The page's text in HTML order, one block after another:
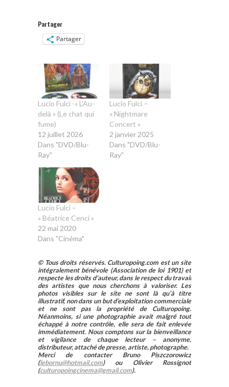
Partager
Partager
Lucio Fulci -« L’Au-
delà » (Le chat qui
fume)
12 juillet 2026
Dans "DVD/Blu-
Ray"
Lucio Fulci –
« Nightmare
Concert »
2 janvier 2025
Dans "DVD/Blu-
Ray"
Lucio Fulci –
« Béatrice Cenci »
22 mai 2020
Dans "Cinéma"
© Tous droits réservés. Culturopoing.com est un site
intégralement bénévole (Association de loi 1901) et
respecte les droits d’auteur, dans le respect du travail
des artistes que nous cherchons à valoriser. Les
photos visibles sur le site ne sont là qu’à titre
illustratif, non dans un but d’exploitation commerciale
et ne sont pas la propriété de Culturopoing.
Néanmoins, si une photographie avait malgré tout
échappé à notre contrôle, elle sera de fait enlevée
immédiatement. Nous comptons sur la bienveillance
et vigilance de chaque lecteur – anonyme,
distributeur, attaché de presse, artiste, photographe.
Merci de contacter Bruno Piszczorowicz
(lebornu@hotmail.com) ou Olivier Rossignot
(culturopoingcinema@gmail.com).